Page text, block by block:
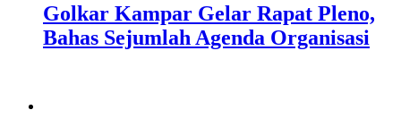
Golkar Kampar Gelar Rapat Pleno,
Bahas Sejumlah Agenda Organisasi